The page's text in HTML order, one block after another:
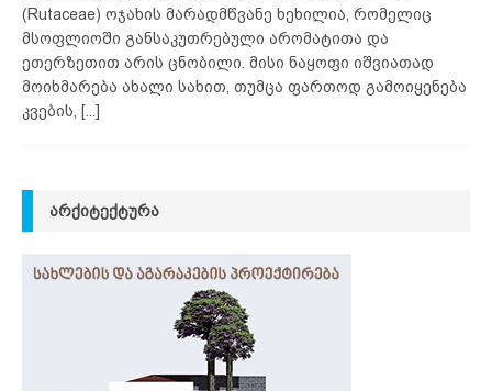
(Rutaceae) ოჯახის მარადმწვანე ხეხილია, რომელიც
მსოფლიოში განსაკუთრებული არომატითა და
ეთერზეთით არის ცნობილი. მისი ნაყოფი იშვიათად
მოიხმარება ახალი სახით, თუმცა ფართოდ გამოიყენება
კვების,
[...]
ᲐᲠᲥᲘᲢᲔᲥᲢᲣᲠᲐ